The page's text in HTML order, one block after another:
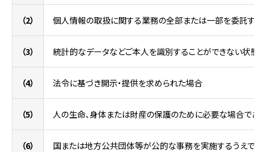
（2） 個人情報の取扱に関する業務の全部または一部を委託する
（3） 統計的なデータなどご本人を識別することができない状態
（4） 法令に基づき開示・提供を求められた場合
（5） 人の生命、身体または財産の保護のために必要な場合であ
（6） 国または地方公共団体等が公的な事務を実施するうえで、